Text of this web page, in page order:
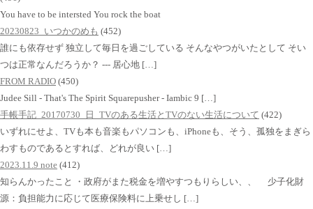
You have to be intersted You rock the boat
20230823_いつかのめも (452)
誰にも依存せず 独立して毎日を過ごしている そんなやつがいたとして そい
つは正常なんだろうか？ --- 居心地 […]
FROM RADIO (450)
Judee Sill - That's The Spirit Squarepusher - Iambic 9 […]
手帳手記_20170730_日_TVのある生活とTVのない生活について (422)
いずれにせよ、TVも本も音楽もパソコンも、iPhoneも、そう、孤独をまぎら
わすものであるとすれば、どれが良い […]
2023.11.9 note (412)
知らんかったこと ・政府がまた税金を増やすつもりらしい、、 少子化財
源：負担能力に応じて医療保険料に上乗せし […]